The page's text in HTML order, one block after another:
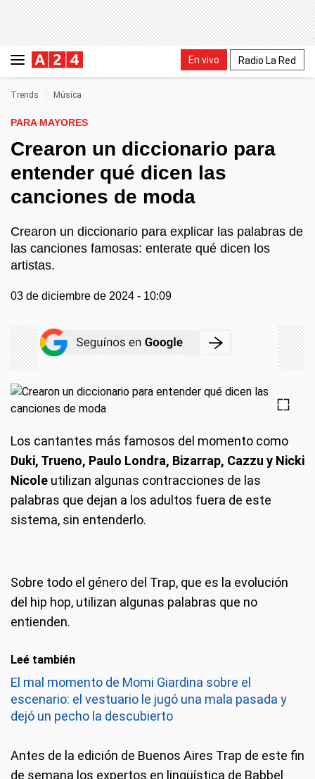
En vivo Radio La Red
Trends Música
PARA MAYORES
Crearon un diccionario para
entender qué dicen las
canciones de moda
Crearon un diccionario para explicar las palabras de
las canciones famosas: enterate qué dicen los
artistas.
03 de diciembre de 2024 - 10:09
Los cantantes más famosos del momento como
Duki, Trueno, Paulo Londra, Bizarrap, Cazzu y Nicki
Nicole utilizan algunas contracciones de las
palabras que dejan a los adultos fuera de este
sistema, sin entenderlo.
Sobre todo el género del Trap, que es la evolución
del hip hop, utilizan algunas palabras que no
entienden.
Leé también
El mal momento de Momi Giardina sobre el
escenario: el vestuario le jugó una mala pasada y
dejó un pecho la descubierto
Antes de la edición de Buenos Aires Trap de este fin
de semana los expertos en lingüística de Babbel